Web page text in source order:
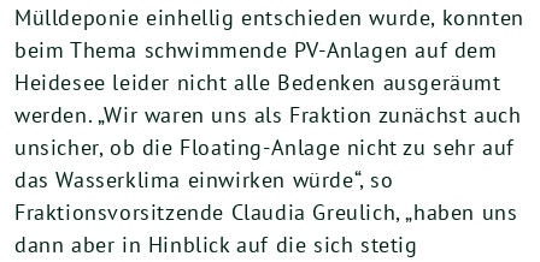
Mülldeponie einhellig entschieden wurde, konnten
beim Thema schwimmende PV-Anlagen auf dem
Heidesee leider nicht alle Bedenken ausgeräumt
werden. „Wir waren uns als Fraktion zunächst auch
unsicher, ob die Floating-Anlage nicht zu sehr auf
das Wasserklima einwirken würde“, so
Fraktionsvorsitzende Claudia Greulich, „haben uns
dann aber in Hinblick auf die sich stetig